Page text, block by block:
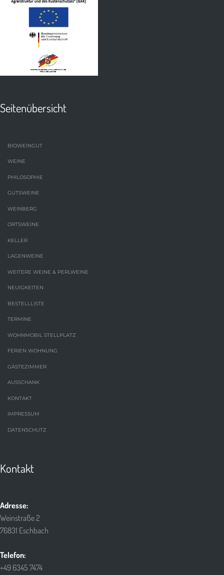
Seitenübersicht
BIOWEINGUT
WEINE
PHILOSOPHIE
GUTSWEINE
WEINBERG
ORTSWEINE
KELLER
LAGENWEINE
WEITERE WEINE & PERLWEINE
NEUIGKEITEN
BESTELLLISTE
TERMINE
WOHNMOBIL STELLPLATZ
FERIEN WOHNUNG
GÄSTEZIMMER
AUSSCHANK
KONTAKT
IMPRESSUM
DATENSCHUTZ
Kontakt
Adresse:
Weinstraße 2
76831 Eschbach
Telefon:
+49 6345 7474